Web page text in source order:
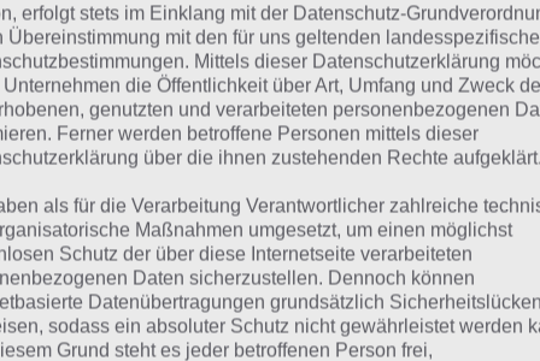
Schaden. In diesem Falle muss du dein Auto zum
Safari ist als Open-World Spiel konzipiert. Du kannst
Welt bewegen. Auf diesem Weg findest du auch
einen Auftrag an.
gibt es 5 Regionen zum Erkunden, wobei diese
wenn man diejenige freigeschaltet hat. Zombie
gute Optik, die zum Erkunden einläd. Zu den Aufgaben
einer bestimmten Zeit zu schaffen. Zur
denn diese werden nicht nur stärker und erhalten
einen auch jedesmal ein.
erfolgt stets im Einklang mit der Datenschutz-
Übereinstimmung mit den für uns geltenden
Mittels dieser Datenschutzerklärung
Unternehmen die Öffentlichkeit über Art, Umfang und Zweck
genutzten und verarbeiteten personenbezogenen
Ferner werden betroffene Personen mittels dieser
über die ihnen zustehenden Rechte aufgeklärt.
als für die Verarbeitung Verantwortlicher zahlreiche
Maßnahmen umgesetzt, um einen möglichst
Schutz der über diese Internetseite verarbeiteten
Daten sicherzustellen. Dennoch können
Datenübertragungen grundsätzlich Sicherheitslücken
sodass ein absoluter Schutz nicht gewährleistet werden
Grund steht es jeder betroffenen Person frei,